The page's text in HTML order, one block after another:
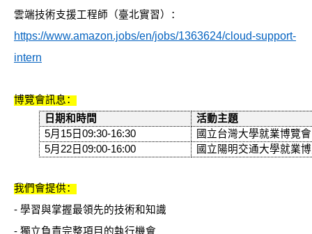
g
i
o
n
雲端技術支援工程師（臺北實習）：
https://www.amazon.jobs/en/jobs/1363624/cloud-support-
intern
博覽會訊息：
日期和時間
活動主題
5月 15日 09:30-16:30
國立台灣大學就業博覽會
5月 22日 09:00-16:00 國立陽明交通大學就業
我們會提供：
- 學習與掌握最領先的技術和知識
- 獨立負責完整項目的執行機會